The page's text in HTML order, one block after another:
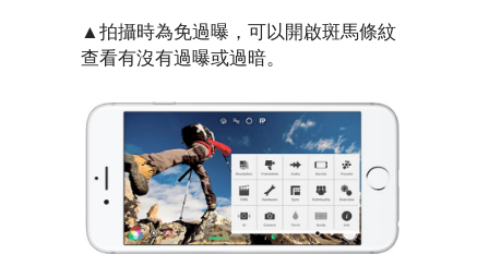
▲拍攝時為免過曝，可以開啟斑馬條紋
查看有沒有過曝或過暗。